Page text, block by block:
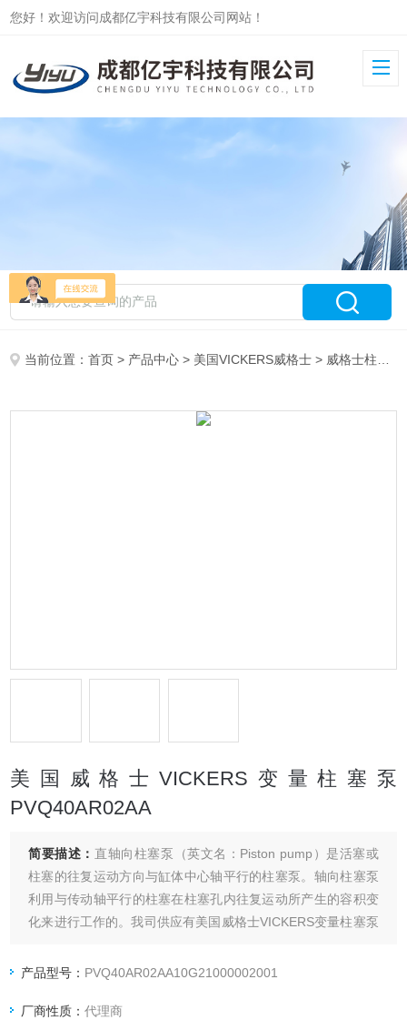
您好！欢迎访问成都亿宇科技有限公司网站！
当前位置：首页 > 产品中心 > 美国VICKERS威格士 > 威格士柱塞泵PVM/PVQ
美国威格士VICKERS变量柱塞泵
PVQ40AR02AA
简要描述： 直轴向柱塞泵（英文名：Piston pump）是活塞或
柱塞的往复运动方向与缸体中心轴平行的柱塞泵。轴向柱塞泵
利用与传动轴平行的柱塞在柱塞孔内往复运动所产生的容积变
化来进行工作的。我司供应有美国威格士VICKERS变量柱塞泵
产品型号： PVQ40AR02AA10G21000002001
厂商性质：代理商